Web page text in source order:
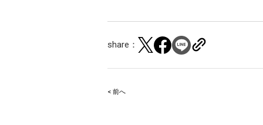
share：
Post
< 前へ